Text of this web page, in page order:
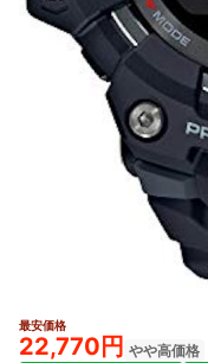
最安価格
22,770円 やや高価格